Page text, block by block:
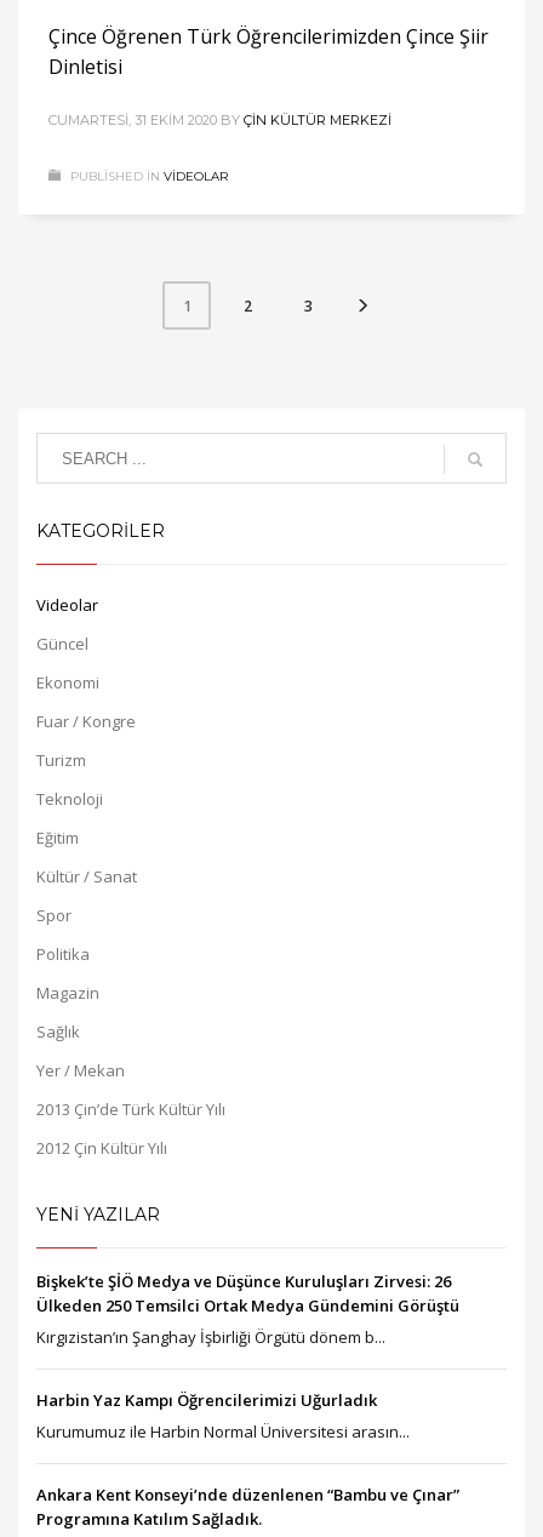
Çince Öğrenen Türk Öğrencilerimizden Çince Şiir
Dinletisi
CUMARTESI, 31 EKIM 2020 BY ÇIN KÜLTÜR MERKEZI
PUBLISHED IN VIDEOLAR
1 2 3
KATEGORİLER
Videolar
Güncel
Ekonomi
Fuar / Kongre
Turizm
Teknoloji
Eğitim
Kültür / Sanat
Spor
Politika
Magazin
Sağlık
Yer / Mekan
2013 Çin’de Türk Kültür Yılı
2012 Çin Kültür Yılı
YENİ YAZILAR
Bişkek’te ŞİÖ Medya ve Düşünce Kuruluşları Zirvesi: 26
Ülkeden 250 Temsilci Ortak Medya Gündemini Görüştü
Kırgızistan’ın Şanghay İşbirliği Örgütü dönem b...
Harbin Yaz Kampı Öğrencilerimizi Uğurladık
Kurumumuz ile Harbin Normal Üniversitesi arasın...
Ankara Kent Konseyi’nde düzenlenen “Bambu ve Çınar”
Programına Katılım Sağladık.